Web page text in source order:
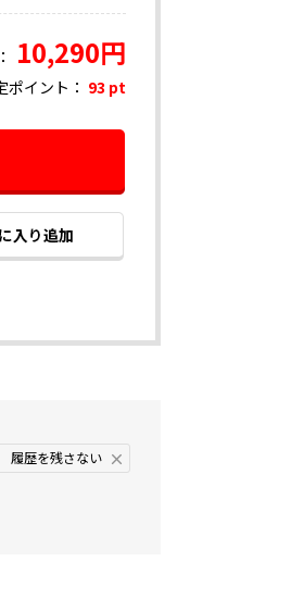
10,290円
ポイント： 93 pt
履歴を残さない